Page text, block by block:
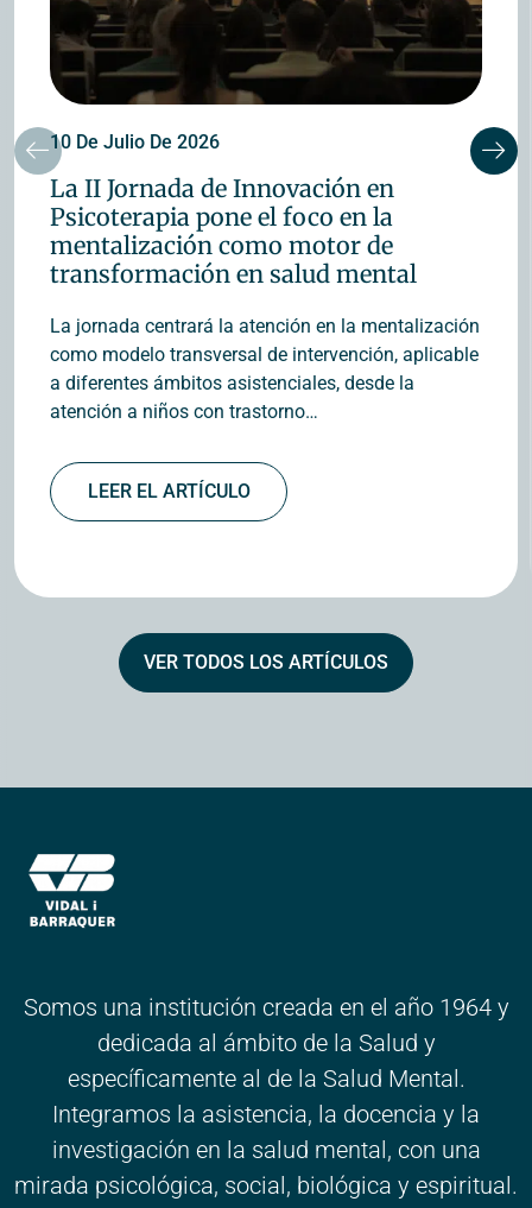
10 De Julio De 2026
La II Jornada de Innovación en
Psicoterapia pone el foco en la
mentalización como motor de
transformación en salud mental
La jornada centrará la atención en la mentalización
como modelo transversal de intervención, aplicable
a diferentes ámbitos asistenciales, desde la
atención a niños con trastorno…
LEER EL ARTÍCULO
VER TODOS LOS ARTÍCULOS
Somos una institución creada en el año 1964 y
dedicada al ámbito de la Salud y
específicamente al de la Salud Mental.
Integramos la asistencia, la docencia y la
investigación en la salud mental, con una
mirada psicológica, social, biológica y espiritual.